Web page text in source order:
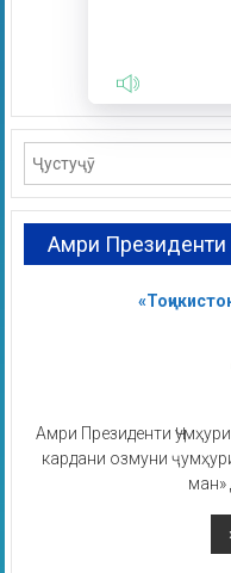
Амри Президенти
Амри Президенти
кардани озмуни
ман»